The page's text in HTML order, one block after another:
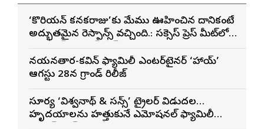
‘కొరియన్ కనకరాజు’కు మేము ఊహించిన దానికంటే
అద్భుతమైన రెస్పాన్స్ వచ్చింది.: సక్సెస్ ప్రెస్ మీట్‌లో
నయనతార-కవిన్ ఫ్యామిలీ ఎంటర్‌టైనర్ ‘హాయ్’
ఆగస్టు 28న గ్రాండ్ రిలీజ్
సూర్య ‘విశ్వనాథ్ & సన్స్’ ట్రైలర్ విడుదల…
హృదయాలను హత్తుకునే ఎమోషనల్ ఫ్యామిలీ